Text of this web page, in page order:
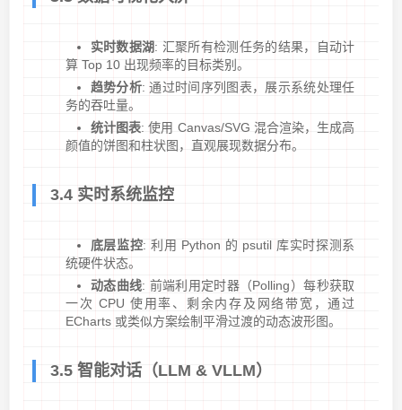
实时数据湖: 汇聚所有检测任务的结果，自动计
算 Top 10 出现频率的目标类别。
趋势分析: 通过时间序列图表，展示系统处理任
务的吞吐量。
统计图表: 使用 Canvas/SVG 混合渲染，生成高
颜值的饼图和柱状图，直观展现数据分布。
3.4 实时系统监控
底层监控: 利用 Python 的 psutil 库实时探测系
统硬件状态。
动态曲线: 前端利用定时器（Polling）每秒获取
一次 CPU 使用率、剩余内存及网络带宽，通过
ECharts 或类似方案绘制平滑过渡的动态波形图。
3.5 智能对话（LLM & VLLM）